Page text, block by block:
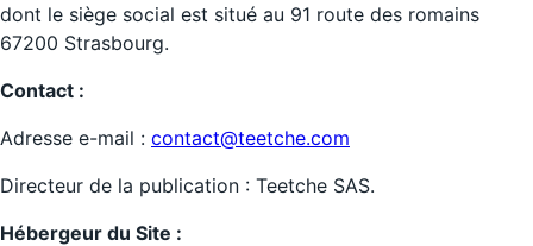
dont le siège social est situé au 91 route des romains
67200 Strasbourg.
Contact :
Adresse e-mail : contact@teetche.com
Directeur de la publication : Teetche SAS.
Hébergeur du Site :